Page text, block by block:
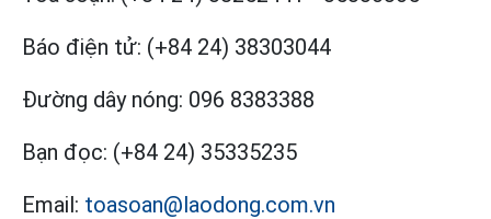
Báo điện tử: (+84 24) 38303044
Đường dây nóng: 096 8383388
Bạn đọc: (+84 24) 35335235
Email: toasoan@laodong.com.vn